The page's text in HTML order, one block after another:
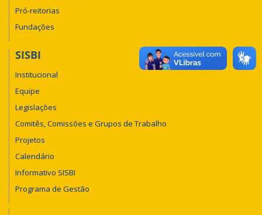
Pró-reitorias
Fundações
SISBI
Institucional
Equipe
Legislações
Comitês, Comissões e Grupos de Trabalho
Projetos
Calendário
Informativo SISBI
Programa de Gestão